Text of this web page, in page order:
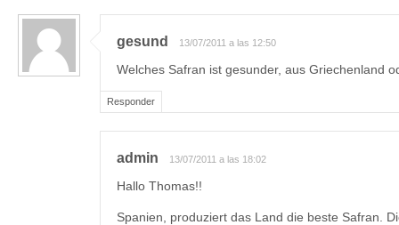
Responder
gesund 13/07/2011 a las 12:50
Welches Safran ist gesunder, aus Griechenland
admin 13/07/2011 a las 18:02
Hallo Thomas!!
Spanien, produziert das Land die beste Safran.